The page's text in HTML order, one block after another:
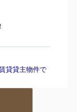
貸貸主物件で